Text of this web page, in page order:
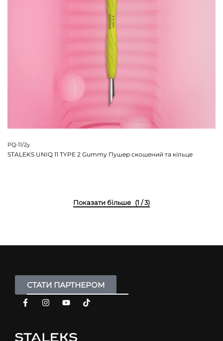
PQ-11/2y
STALEKS UNIQ 11 TYPE 2 Gummy Пушер скошений та кільце
(1 / 3)
СТАТИ ПАРТНЕРОМ